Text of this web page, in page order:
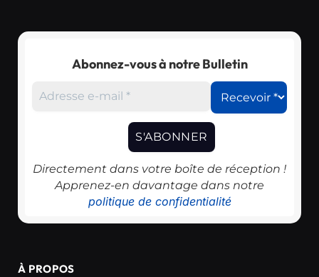
Abonnez-vous à notre Bulletin
Directement dans votre boîte de réception !
Apprenez-en davantage dans notre
politique de confidentialité
À PROPOS